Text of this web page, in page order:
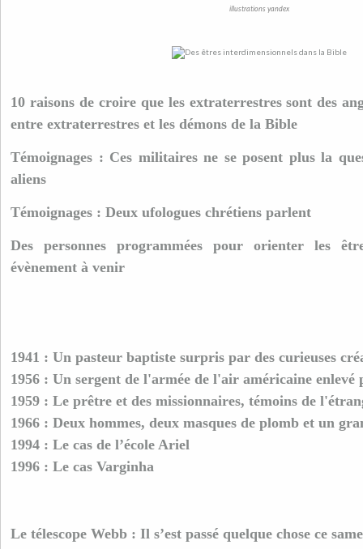
illustrations yandex
10 raisons de croire que les extraterrestres sont des
entre extraterrestres et les démons de la Bible
Témoignages : Ces militaires ne se posent plus la
aliens
Témoignages : Deux ufologues chrétiens parlent
Des personnes programmées pour orienter les
évènement à venir
1941 : Un pasteur baptiste surpris par des curieuses
1956 : Un sergent de l'armée de l'air américaine enlevé
1959 : Le prêtre et des missionnaires, témoins de
1966 : Deux hommes, deux masques de plomb et un
1994 : Le cas de l’école Ariel
1996 : Le cas Varginha
Le télescope Webb : Il s’est passé quelque chose ce